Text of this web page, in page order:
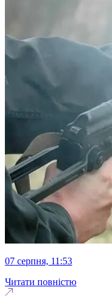
07 серпня, 11:53
Читати повністю